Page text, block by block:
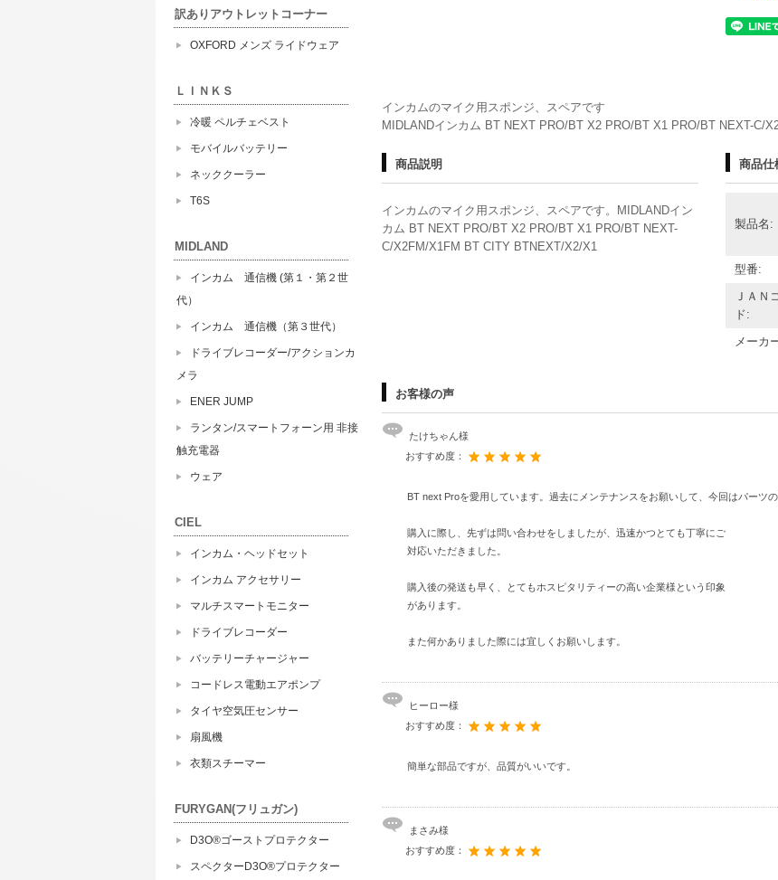
インカムのマイク用スポンジ、スペアです
MIDLANDインカム BT NEXT PRO/BT X2 PRO/BT X1 PRO/BT NEXT-C/
商品説明
インカムのマイク用スポンジ、スペアです。MIDLANDイン
カム BT NEXT PRO/BT X2 PRO/BT X1 PRO/BT NEXT-
C/X2FM/X1FM BT CITY BTNEXT/X2/X1
商品仕
製品名:
型番:
ＪＡＮ
ド:
メーカ
お客様の声
たけちゃん様
おすすめ度：
BT next Proを愛用しています。過去にメンテナンスをお願いして、今回はパーツ
購入に際し、先ずは問い合わせをしましたが、迅速かつとても丁寧にご
対応いただきました。
購入後の発送も早く、とてもホスピタリティーの高い企業様という印象
があります。
また何かありました際には宜しくお願いします。
ヒーロー様
おすすめ度：
簡単な部品ですが、品質がいいです。
まさみ様
おすすめ度：
訳ありアウトレットコーナー
OXFORD メンズ ライドウェア
ＬＩＮＫＳ
冷暖 ペルチェベスト
モバイルバッテリー
ネッククーラー
T6S
MIDLAND
インカム 通信機 (第１・第２世
代）
インカム 通信機（第３世代）
ドライブレコーダー/アクションカ
メラ
ENER JUMP
ランタン/スマートフォーン用 非接
触充電器
ウェア
CIEL
インカム・ヘッドセット
インカム アクセサリー
マルチスマートモニター
ドライブレコーダー
バッテリーチャージャー
コードレス電動エアポンプ
タイヤ空気圧センサー
扇風機
衣類スチーマー
FURYGAN(フリュガン)
D3O®ゴーストプロテクター
スペクターD3O®プロテクター